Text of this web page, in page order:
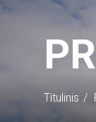
Titulinis